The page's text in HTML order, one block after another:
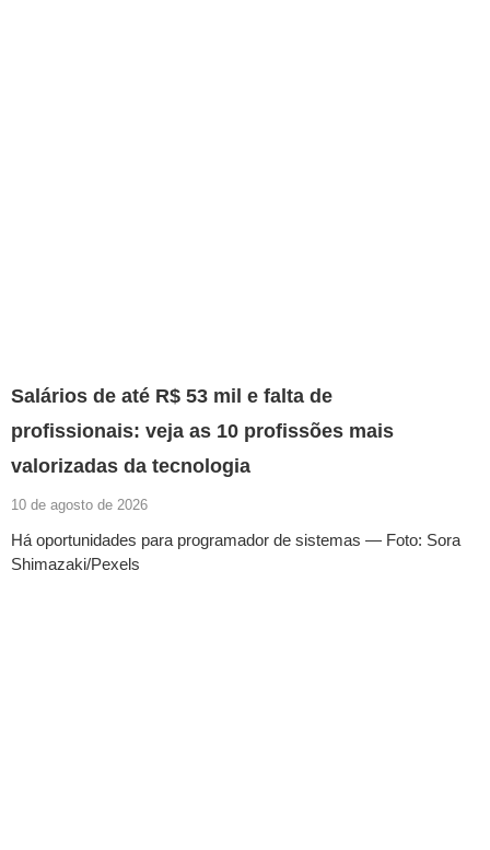
Salários de até R$ 53 mil e falta de
profissionais: veja as 10 profissões mais
valorizadas da tecnologia
10 de agosto de 2026
Há oportunidades para programador de sistemas — Foto: Sora
Shimazaki/Pexels